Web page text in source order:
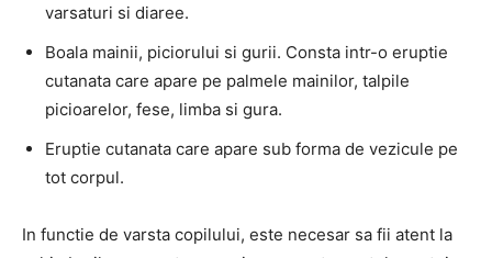
varsaturi si diaree.
Boala mainii, piciorului si gurii. Consta intr-o eruptie
cutanata care apare pe palmele mainilor, talpile
picioarelor, fese, limba si gura.
Eruptie cutanata care apare sub forma de vezicule pe
tot corpul.
In functie de varsta copilului, este necesar sa fii atent la